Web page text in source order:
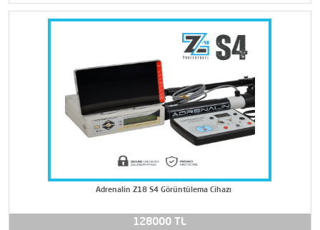
Adrenalin Z18 S4 Görüntülema Cihazı
128000 TL